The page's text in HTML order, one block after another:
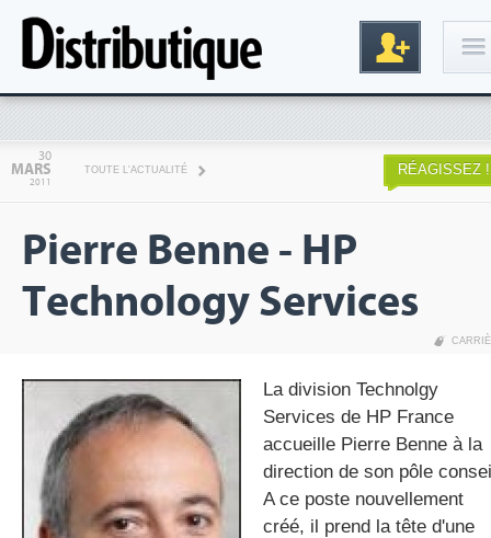
30
MARS
2011
TOUTE L'ACTUALITÉ RÉAGISSEZ !
Pierre Benne - HP
Technology Services
La division Technolgy
Services de HP France
accueille Pierre Benne à la
direction de son pôle
A ce poste nouvellement
créé, il prend la tête d'une